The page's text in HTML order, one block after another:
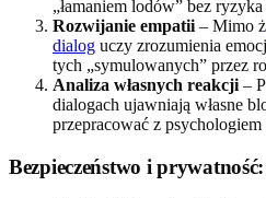
„łamaniem lodów” bez
Rozwijanie empatii– Mimo
dialog uczy zrozumienia
tych „symulowanych” przez
Analiza własnych reakcji–
dialogach ujawniają własne
przepracować z
Bezpieczeństwo i